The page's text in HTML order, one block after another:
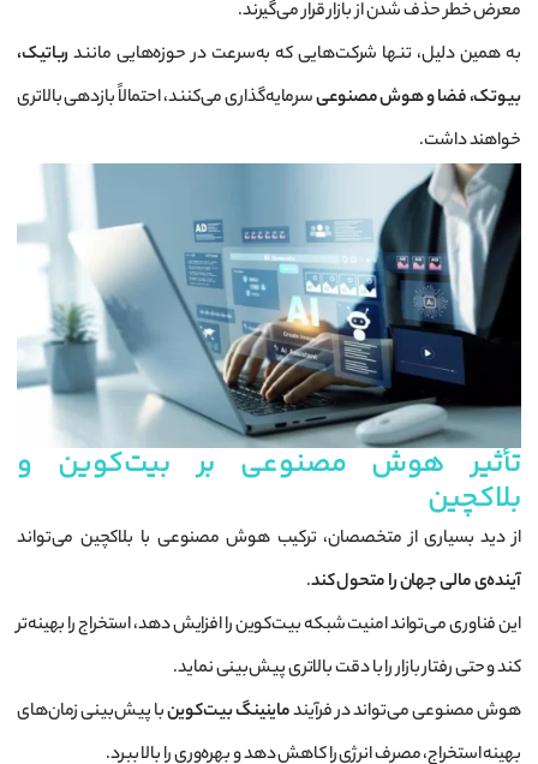
معرض خطر حذف شدن از بازار قرار می‌گیرند.
به همین دلیل، تنها شرکت‌هایی که به‌سرعت در حوزه‌هایی مانند رباتیک،
بیوتک، فضا و هوش مصنوعیسرمایه‌گذاری می‌کنند، احتمالاً بازدهی بالاتری
خواهند داشت.
تأثیر هوش مصنوعی بر بیت‌کوین و
بلاکچین
از دید بسیاری از متخصصان، ترکیب هوش مصنوعی با بلاکچین می‌تواند
آینده‌ی مالی جهان را متحول کند.
این فناوری می‌تواند امنیت شبکه بیت‌کوین را افزایش دهد، استخراج را بهینه‌تر
کند و حتی رفتار بازار را با دقت بالاتری پیش‌بینی نماید.
هوش مصنوعی می‌تواند در فرآیندماینینگ بیت‌کوینبا پیش‌بینی زمان‌های
بهینه استخراج، مصرف انرژی را کاهش دهد و بهره‌وری را بالا ببرد.